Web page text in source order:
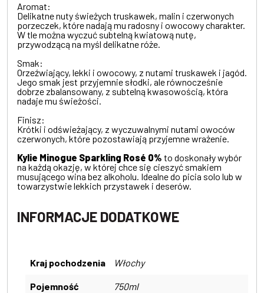
Aromat:
Delikatne nuty świeżych truskawek, malin i czerwonych
porzeczek, które nadają mu radosny i owocowy charakter.
W tle można wyczuć subtelną kwiatową nutę,
przywodzącą na myśl delikatne róże.
Smak:
Orzeźwiający, lekki i owocowy, z nutami truskawek i jagód.
Jego smak jest przyjemnie słodki, ale równocześnie
dobrze zbalansowany, z subtelną kwasowością, która
nadaje mu świeżości.
Finisz:
Krótki i odświeżający, z wyczuwalnymi nutami owoców
czerwonych, które pozostawiają przyjemne wrażenie.
Kylie Minogue Sparkling Rosé 0% to doskonały wybór
na każdą okazję, w której chce się cieszyć smakiem
musującego wina bez alkoholu. Idealne do picia solo lub w
towarzystwie lekkich przystawek i deserów.
INFORMACJE DODATKOWE
Kraj pochodzenia Włochy
Pojemność 750ml